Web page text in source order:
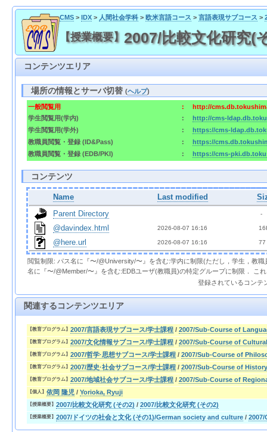
CMS> IDX> 人間社会学科> 欧米言語コース > 言語表現サブコース >
【授業概要】 2007/比較文化研究(
コンテンツエリア
場所の情報とサーバ切替(ヘルプ)
一般閲覧用 :
http://
学生閲覧用(学内)
:
http://cms-
学生閲覧用(学外)
:
https://cms-
教職員閲覧・登録 (ID&Pass)
:
https://
教職員閲覧・登録 (EDB/PKI)
: https://cms-
コンテンツ
Name Last modified
Parent Directory
  -
@davindex.html 2026-08-07 16:16
@here.url 2026-08-07 16:16 77
閲覧制限: パス名に『〜/@University/〜』を含む:学内に制限(ただし，学生，教
名に『〜/@Member/〜』を含む:EDBユーザ(教職員)の特定グループに制限． こ
登録されているコンテ
関連するコンテンツエリア
【教育プログラム】 2007/言語表現サブコース/学士課程 / 2007/Sub-Course of
【教育プログラム】 2007/文化情報サブコース/学士課程 / 2007/Sub-Course of
【教育プログラム】 2007/哲学·思想サブコース/学士課程 / 2007/Sub-Course of
【教育プログラム】 2007/歴史·社会サブコース/学士課程 / 2007/Sub-Course of
【教育プログラム】 2007/地域社会サブコース/学士課程 / 2007/Sub-Course of
【個人】 依岡 隆児 / Yorioka, Ryuji
【授業概要】 2007/比較文化研究 (その2) / 2007/比較文化研究 (その2)
【授業概要】 2007/ドイツの社会と文化 (その1)/German society and culture /